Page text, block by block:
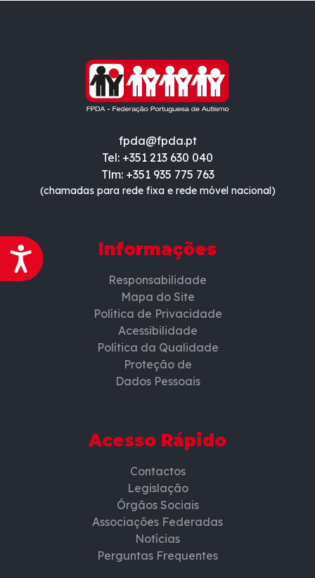
Acessibilidade
fpda@fpda.pt
Tel: +351 213 630 040
Tlm: +351 935 775 763
(chamadas para rede fixa e rede móvel nacional)
Informações
Responsabilidade
Mapa do Site
Política de Privacidade
Acessibilidade
Política da Qualidade
Proteção de
Dados Pessoais
Acesso Rápido
Contactos
Legislação
Órgãos Sociais
Associações Federadas
Notícias
Perguntas Frequentes